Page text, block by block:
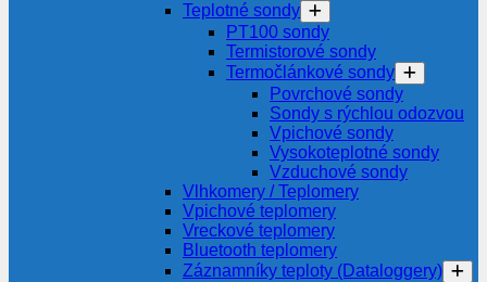
Teplotné sondy
PT100 sondy
Termistorové sondy
Termočlánkové sondy
Povrchové sondy
Sondy s rýchlou odozvou
Vpichové sondy
Vysokoteplotné sondy
Vzduchové sondy
Vlhkomery / Teplomery
Vpichové teplomery
Vreckové teplomery
Bluetooth teplomery
Záznamníky teploty (Dataloggery)